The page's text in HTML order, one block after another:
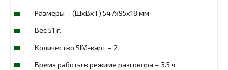
Размеры – (ШxВxТ) 547x95x18 мм
Вес 51 г.
Количество SIM-карт – 2
Время работы в режиме разговора – 3.5 ч